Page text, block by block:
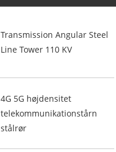
Transmission Angular Steel
Line Tower 110 KV
4G 5G højdensitet
telekommunikationstårn
stålrør